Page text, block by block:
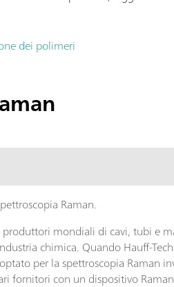
dei polimeri
Raman.
mondiali di cavi, tubi e
chimica. Quando Hauff-
per la spettroscopia Raman
fornitori con un dispositivo